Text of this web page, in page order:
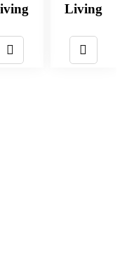
Living